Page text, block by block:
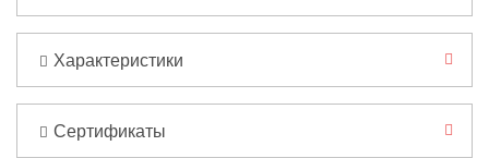
Характеристики
Сертификаты